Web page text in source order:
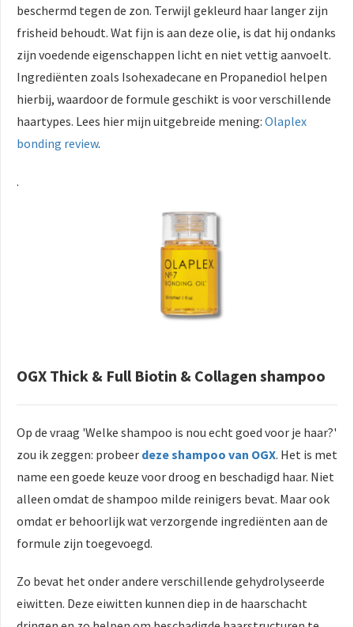
beschermd tegen de zon. Terwijl gekleurd haar langer zijn
frisheid behoudt. Wat fijn is aan deze olie, is dat hij ondanks
zijn voedende eigenschappen licht en niet vettig aanvoelt.
Ingrediënten zoals Isohexadecane en Propanediol helpen
hierbij, waardoor de formule geschikt is voor verschillende
haartypes. Lees hier mijn uitgebreide mening: Olaplex
bonding review.
.
OGX Thick & Full Biotin & Collagen shampoo
Op de vraag 'Welke shampoo is nou echt goed voor je haar?'
zou ik zeggen: probeer deze shampoo van OGX. Het is met
name een goede keuze voor droog en beschadigd haar. Niet
alleen omdat de shampoo milde reinigers bevat. Maar ook
omdat er behoorlijk wat verzorgende ingrediënten aan de
formule zijn toegevoegd.
Zo bevat het onder andere verschillende gehydrolyseerde
eiwitten. Deze eiwitten kunnen diep in de haarschacht